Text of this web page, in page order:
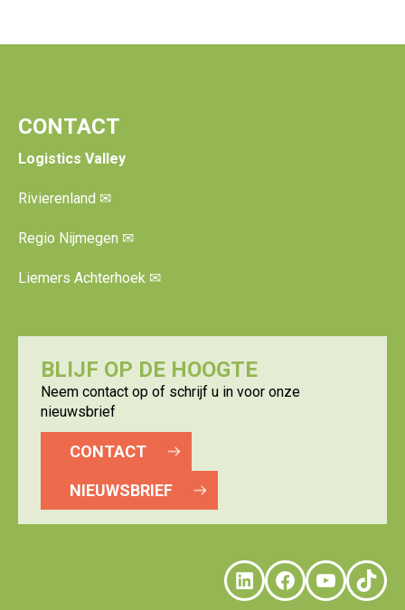
CONTACT
Logistics Valley
Rivierenland ✉
Regio Nijmegen ✉
Liemers Achterhoek ✉
BLIJF OP DE HOOGTE
Neem contact op of schrijf u in voor onze
nieuwsbrief
CONTACT
NIEUWSBRIEF
LinkedIn
Facebook